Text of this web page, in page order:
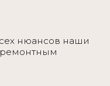
нюансов наши
ремонтным